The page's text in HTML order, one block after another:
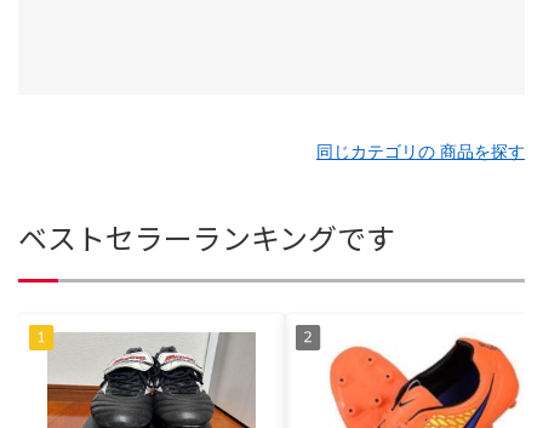
同じカテゴリの 商品を探す
ベストセラーランキングです